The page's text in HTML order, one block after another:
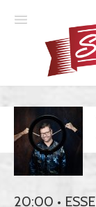
Essener Ehrendoktor
Unsere Komödien
Gastspiele
0:00 • ESSEN